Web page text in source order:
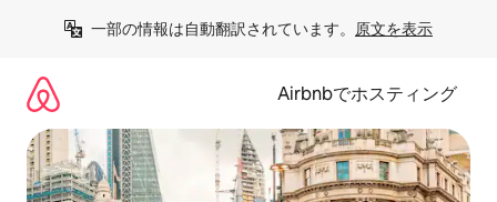
一部の情報は自動翻訳されています。 原文を表示
Airbnbでホスティング